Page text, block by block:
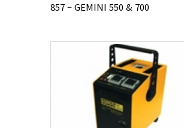
857 – GEMINI 550 & 700